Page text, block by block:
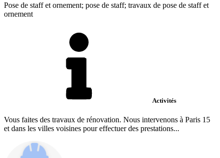
Pose de staff et ornement; pose de staff; travaux de pose de staff et
ornement
Activités
Vous faites des travaux de rénovation. Nous intervenons à Paris 15
et dans les villes voisines pour effectuer des prestations...